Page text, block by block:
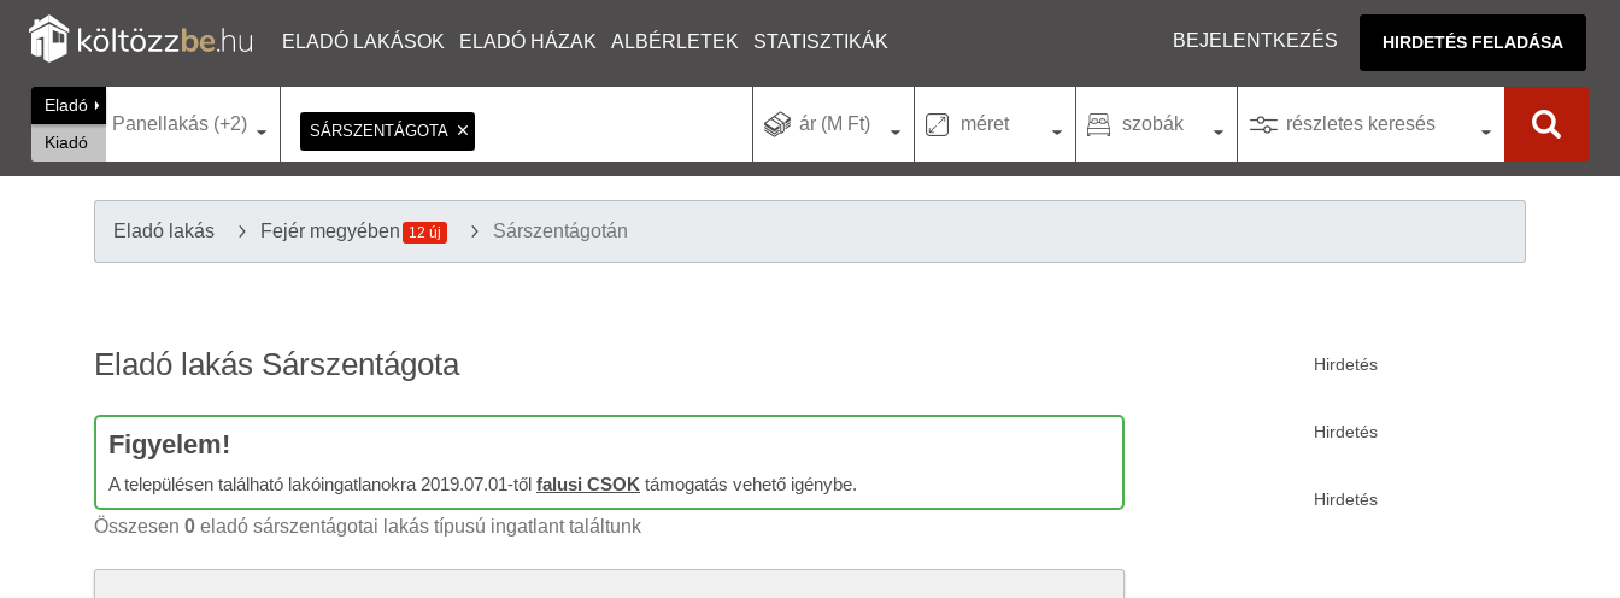
ELADÓ LAKÁSOK ELADÓ HÁZAK ALBÉRLETEK STATISZTIKÁK BEJELENTKEZÉS HIRDETÉS FELADÁSA
Eladó
Kiadó
Panellakás (+2) SÁRSZENTÁGOTA ár (M Ft) méret szobák részletes keresés
Eladó lakás Fejér megyében 12 új Sárszentágotán
Eladó lakás Sárszentágota
Figyelem!
A településen található lakóingatlanokra 2019.07.01-től falusi CSOK támogatás vehető igénybe.
Összesen 0 eladó sárszentágotai lakás típusú ingatlant találtunk